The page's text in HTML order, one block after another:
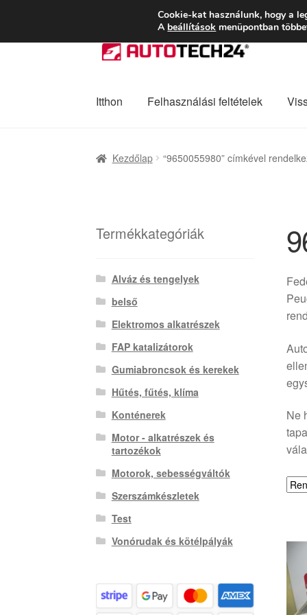
SZÁLLÍTÁS
Ugrás
a
Kilépés
a
Itthon
Felhasználási feltételek
Kezdőlap “9650055980” címkével
Ne
Termékkategóriák
Alváz és tengelyek
belső
Elektromos alkatrészek
FAP katalizátorok
Gumiabroncsok és kerekek
Hűtés, fűtés, klíma
Konténerek
Motor - alkatrészek és
tartozékok
Motorok, sebességváltók
Szerszámkészletek
Test
Vonórudak és kötélpályák
Cookie-kat használunk, hogy a
A beállítások menüpontban